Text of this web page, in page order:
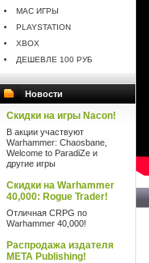
MAC ИГРЫ
PLAYSTATION
XBOX
ДЕШЕВЛЕ 100 РУБ
Новости
Скидки на игры Nacon!
В акции участвуют
Warhammer: Chaosbane,
Welcome to ParadiZe и
другие игры
Скидки на Warhammer
40,000: Rogue Trader!
Отличная CRPG по
Warhammer 40,000!
Распродажа издателя
META Publishing!